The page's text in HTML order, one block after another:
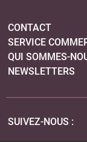
CONTACT
SERVICE
QUI SOMMES-
NEWSLETTERS
SUIVEZ-NOUS :